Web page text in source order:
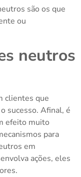
são os que
ou
neutros
clientes que
sucesso. Afinal, é
efeito muito
para
em
ações, eles